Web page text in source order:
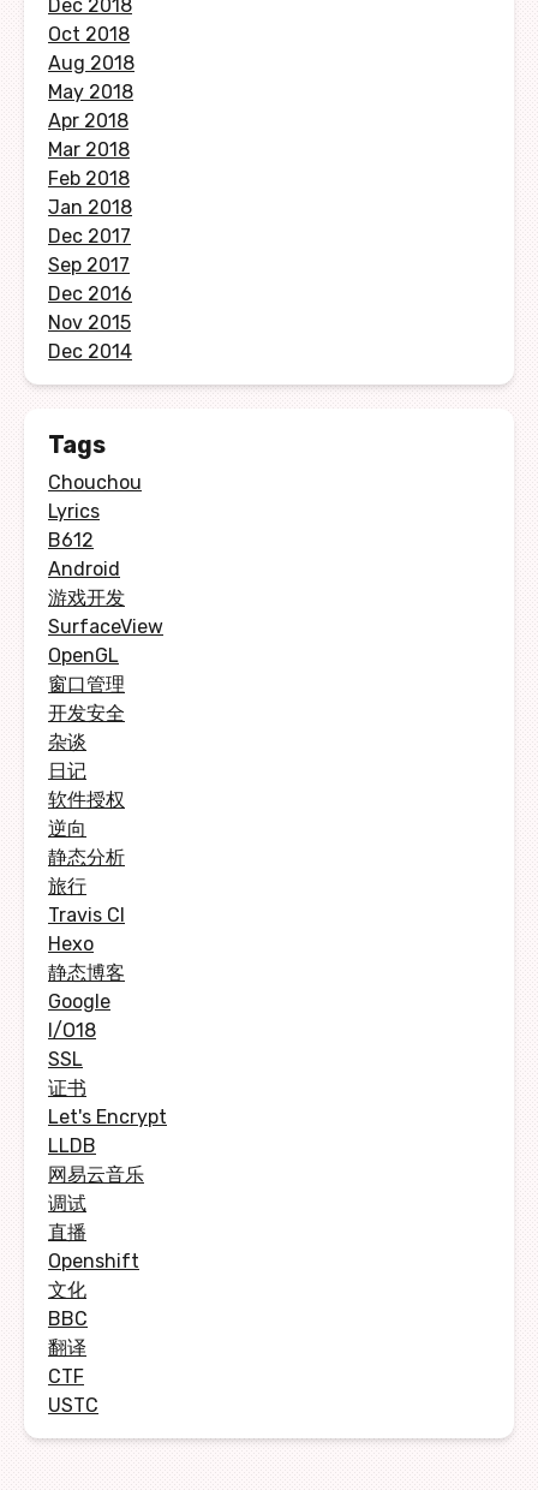
Dec 2018
Oct 2018
Aug 2018
May 2018
Apr 2018
Mar 2018
Feb 2018
Jan 2018
Dec 2017
Sep 2017
Dec 2016
Nov 2015
Dec 2014
Tags
Chouchou
Lyrics
B612
Android
游戏开发
SurfaceView
OpenGL
窗口管理
开发安全
杂谈
日记
软件授权
逆向
静态分析
旅行
Travis CI
Hexo
静态博客
Google
I/O18
SSL
证书
Let's Encrypt
LLDB
网易云音乐
调试
直播
Openshift
文化
BBC
翻译
CTF
USTC